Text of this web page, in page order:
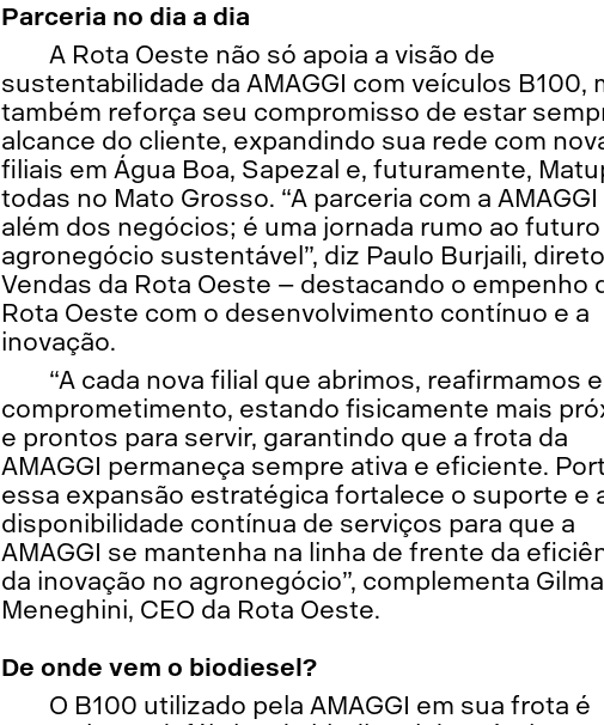
Parceria no dia a dia
A Rota Oeste não só apoia a visão de
sustentabilidade da AMAGGI com veículos B100,
também reforça seu compromisso de estar
alcance do cliente, expandindo sua rede com
filiais em Água Boa, Sapezal e, futuramente,
todas no Mato Grosso. “A parceria com a AMAGGI
além dos negócios; é uma jornada rumo ao
agronegócio sustentável”, diz Paulo Burjaili,
Vendas da Rota Oeste – destacando o empenho
Rota Oeste com o desenvolvimento contínuo e a
inovação.
“A cada nova filial que abrimos, reafirmamos
comprometimento, estando fisicamente mais
e prontos para servir, garantindo que a frota da
AMAGGI permaneça sempre ativa e eficiente.
essa expansão estratégica fortalece o suporte e
disponibilidade contínua de serviços para que a
AMAGGI se mantenha na linha de frente da
da inovação no agronegócio”, complementa
Meneghini, CEO da Rota Oeste.
De onde vem o biodiesel?
O B100 utilizado pela AMAGGI em sua frota é